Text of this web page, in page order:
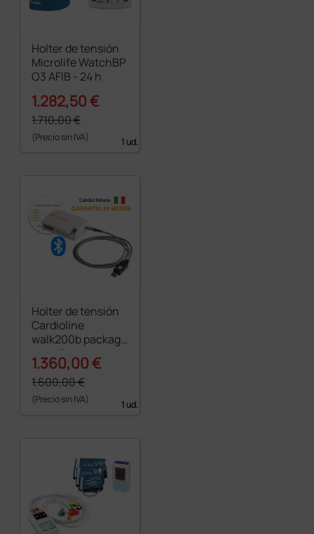
Holter de tensión
Microlife WatchBP
O3 AFIB - 24 h
1.282,50 €
1.710,00 €
(Precio sin IVA) 1 ud.
Holter de tensión
Cardioline
walk200b package
- configurado con
Bluetooth y USB
1.360,00 €
1.600,00 €
(Precio sin IVA) 1 ud.